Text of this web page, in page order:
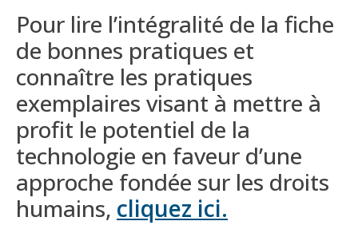
Pour lire l’intégralité de la fiche
de bonnes pratiques et
connaître les pratiques
exemplaires visant à mettre à
profit le potentiel de la
technologie en faveur d’une
approche fondée sur les droits
humains, cliquez ici.